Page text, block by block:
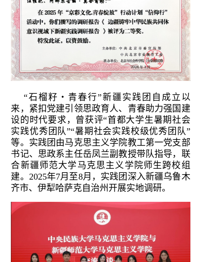
“石榴籽・青春行”新疆实践团自成立以
来，紧扣党建引领思政育人、青春助力强国建
设的时代要求，曾获评“首都大学生暑期社会
实践优秀团队”“暑期社会实践校级优秀团队”
等。实践团由马克思主义学院教工第一党支部
书记、思政系主任岳凤兰副教授带队指导，联
合新疆师范大学马克思主义学院师生跨校组
建。2025年7月至8月，实践团深入新疆乌鲁木
齐市、伊犁哈萨克自治州开展实地调研。